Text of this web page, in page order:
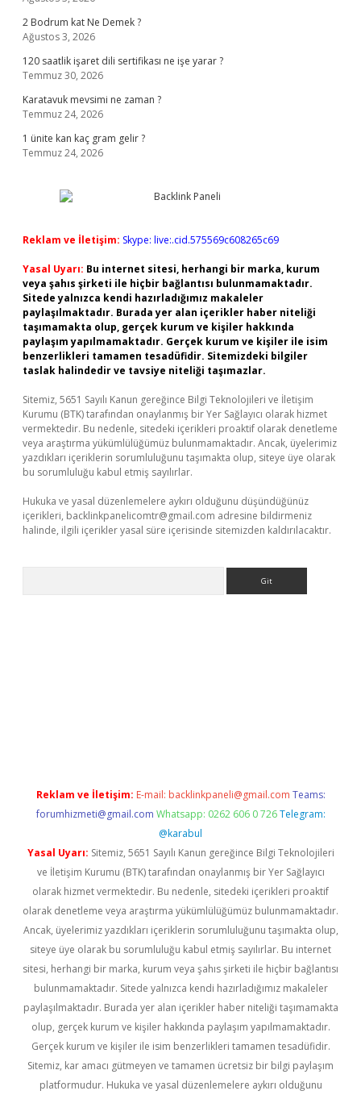
2 Bodrum kat Ne Demek ?
Ağustos 3, 2026
120 saatlik işaret dili sertifikası ne işe yarar ?
Temmuz 30, 2026
Karatavuk mevsimi ne zaman ?
Temmuz 24, 2026
1 ünite kan kaç gram gelir ?
Temmuz 24, 2026
Reklam ve İletişim: Skype: live:.cid.575569c608265c69
Yasal Uyarı: Bu internet sitesi, herhangi bir marka, kurum
veya şahıs şirketi ile hiçbir bağlantısı bulunmamaktadır.
Sitede yalnızca kendi hazırladığımız makaleler
paylaşılmaktadır. Burada yer alan içerikler haber niteliği
taşımamakta olup, gerçek kurum ve kişiler hakkında
paylaşım yapılmamaktadır. Gerçek kurum ve kişiler ile isim
benzerlikleri tamamen tesadüfidir. Sitemizdeki bilgiler
taslak halindedir ve tavsiye niteliği taşımazlar.
Sitemiz, 5651 Sayılı Kanun gereğince Bilgi Teknolojileri ve İletişim
Kurumu (BTK) tarafından onaylanmış bir Yer Sağlayıcı olarak hizmet
vermektedir. Bu nedenle, sitedeki içerikleri proaktif olarak denetleme
veya araştırma yükümlülüğümüz bulunmamaktadır. Ancak, üyelerimiz
yazdıkları içeriklerin sorumluluğunu taşımakta olup, siteye üye olarak
bu sorumluluğu kabul etmiş sayılırlar.
Hukuka ve yasal düzenlemelere aykırı olduğunu düşündüğünüz
içerikleri, backlinkpanelicomtr@gmail.com adresine bildirmeniz
halinde, ilgili içerikler yasal süre içerisinde sitemizden kaldırılacaktır.
Reklam ve İletişim: E-mail: backlinkpaneli@gmail.com Teams:
forumhizmeti@gmail.com Whatsapp: 0262 606 0 726 Telegram:
@karabul
Yasal Uyarı: Sitemiz, 5651 Sayılı Kanun gereğince Bilgi Teknolojileri
ve İletişim Kurumu (BTK) tarafından onaylanmış bir Yer Sağlayıcı
olarak hizmet vermektedir. Bu nedenle, sitedeki içerikleri proaktif
olarak denetleme veya araştırma yükümlülüğümüz bulunmamaktadır.
Ancak, üyelerimiz yazdıkları içeriklerin sorumluluğunu taşımakta olup,
siteye üye olarak bu sorumluluğu kabul etmiş sayılırlar. Bu internet
sitesi, herhangi bir marka, kurum veya şahıs şirketi ile hiçbir bağlantısı
bulunmamaktadır. Sitede yalnızca kendi hazırladığımız makaleler
paylaşılmaktadır. Burada yer alan içerikler haber niteliği taşımamakta
olup, gerçek kurum ve kişiler hakkında paylaşım yapılmamaktadır.
Gerçek kurum ve kişiler ile isim benzerlikleri tamamen tesadüfidir.
Sitemiz, kar amacı gütmeyen ve tamamen ücretsiz bir bilgi paylaşım
platformudur. Hukuka ve yasal düzenlemelere aykırı olduğunu